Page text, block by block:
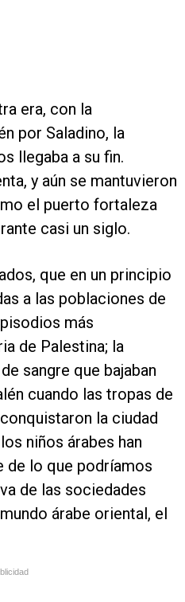
era, con la
por Saladino, la
llegaba a su fin.
y aún se mantuvieron
el puerto fortaleza
casi un siglo.
que en un principio
a las poblaciones de
más
de Palestina; la
sangre que bajaban
cuando las tropas de
la ciudad
niños árabes han
de lo que podríamos
de las sociedades
árabe oriental, el